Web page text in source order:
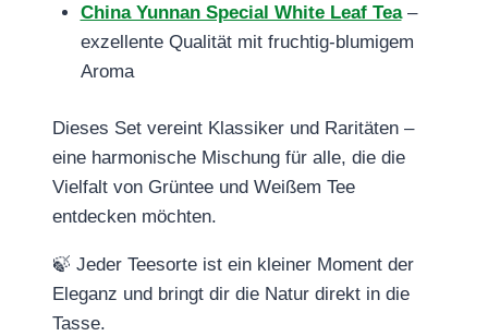
China Yunnan Special White Leaf Tea–
exzellente Qualität mit fruchtig‑blumigem
Aroma
Dieses Set vereint Klassiker und Raritäten –
eine harmonische Mischung für alle, die die
Vielfalt von Grüntee und Weißem Tee
entdecken möchten.
🍃 Jeder Teesorte ist ein kleiner Moment der
Eleganz und bringt dir die Natur direkt in die
Tasse.